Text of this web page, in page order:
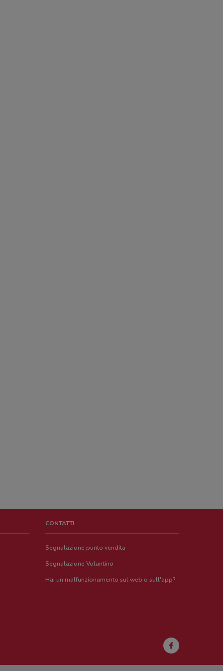
CONTATTI
Segnalazione punto vendita
Segnalazione Volantino
Hai un malfunzionamento sul web o sull'app?